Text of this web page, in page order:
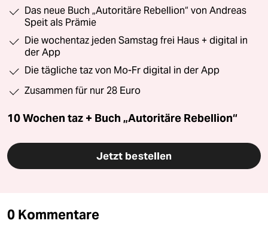
Das neue Buch „Autoritäre Rebellion“ von Andreas
Speit als Prämie
Die wochentaz jeden Samstag frei Haus + digital in
der App
Die tägliche taz von Mo-Fr digital in der App
Zusammen für nur 28 Euro
10 Wochen taz + Buch „Autoritäre Rebellion“
Jetzt bestellen
0 Kommentare